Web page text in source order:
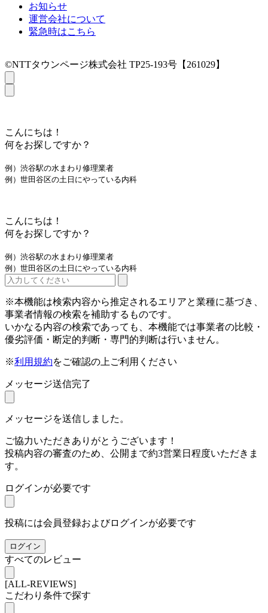
お知らせ
運営会社について
緊急時はこちら
©NTTタウンページ株式会社 TP25-193号【261029】
こんにちは！
何をお探しですか？
例）渋谷駅の水まわり修理業者
例）世田谷区の土日にやっている内科
こんにちは！
何をお探しですか？
例）渋谷駅の水まわり修理業者
例）世田谷区の土日にやっている内科
※本機能は検索内容から推定されるエリアと業種に基づき、
事業者情報の検索を補助するものです。
いかなる内容の検索であっても、本機能では事業者の比較・
優劣評価・断定的判断・専門的判断は行いません。
※利用規約をご確認の上ご利用ください
メッセージ送信完了
メッセージを送信しました。
ご協力いただきありがとうございます！
投稿内容の審査のため、公開まで約3営業日程度いただきま
す。
ログインが必要です
投稿には会員登録およびログインが必要です
ログイン
すべてのレビュー
[ALL-REVIEWS]
こだわり条件で探す